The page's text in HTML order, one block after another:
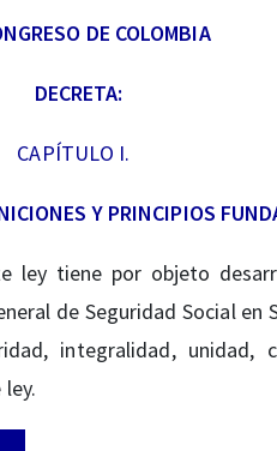
DE COLOMBIA
DECRETA:
CAPÍTULO I.
Y PRINCIPIOS
ley tiene por objeto
de Seguridad Social en
integralidad, unidad,